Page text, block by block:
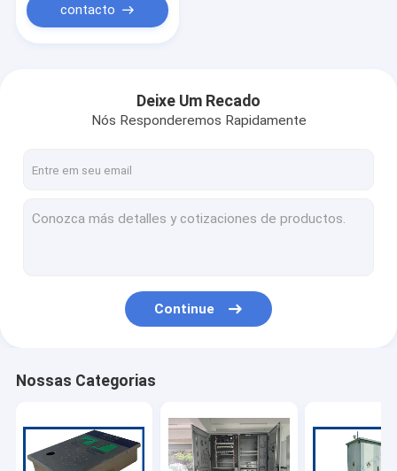
contacto
Deixe Um Recado
Nós Responderemos Rapidamente
Continue
Nossas Categorias